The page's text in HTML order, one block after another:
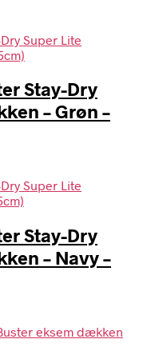
Stay-Dry
– Grøn –
Stay-Dry
– Navy –